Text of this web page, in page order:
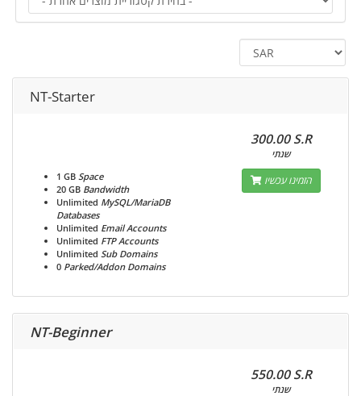
NT-Starter
1 GB Space
20 GB Bandwidth
Unlimited MySQL/MariaDB
Databases
Unlimited Email Accounts
Unlimited FTP Accounts
Unlimited Sub Domains
0 Parked/Addon Domains
300.00 S.R
שנתי
הזמינו עכשיו
NT-Beginner
550.00 S.R
שנתי